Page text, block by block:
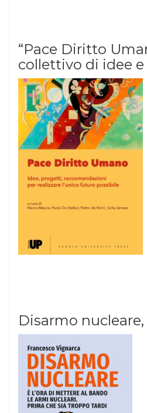
“Pace Diritto
collettivo di idee
Disarmo